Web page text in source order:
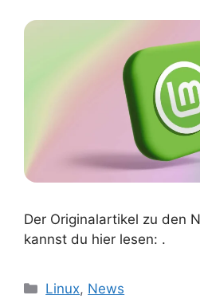
Der Originalartikel zu den
kannst du hier lesen: .
Kategorien
Linux, News